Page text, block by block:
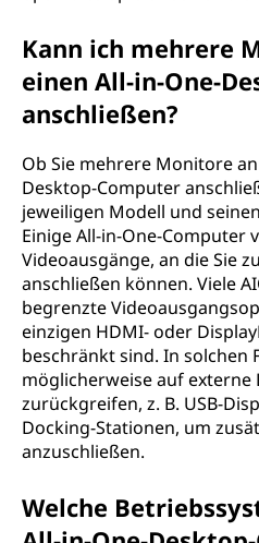
Kann ich mehrere
einen All-in-One-
anschließen?
Ob Sie mehrere Monitore
Desktop-Computer
jeweiligen Modell und
Einige All-in-One-
Videoausgänge, an die Sie
anschließen können. Viele
begrenzte
einzigen HDMI- oder
beschränkt sind. In solchen
möglicherweise auf externe
zurückgreifen, z. B. USB-
Docking-Stationen, um
anzuschließen.
Welche